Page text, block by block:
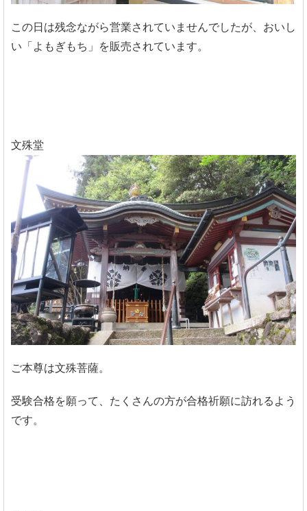
この日は残念ながら営業されていませんでしたが、おいし
い「よもぎもち」を販売されています。
文殊堂
ご本尊は文殊菩薩。
受験合格を願って、たくさんの方が合格祈願に訪れるよう
です。